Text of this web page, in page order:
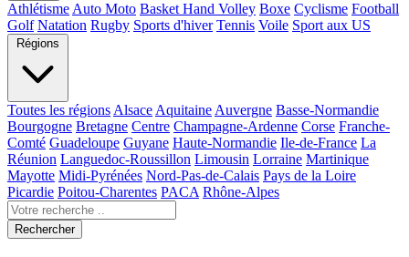
Athlétisme Auto Moto Basket Hand Volley Boxe Cyclisme Football
Golf Natation Rugby Sports d'hiver Tennis Voile Sport aux US
Régions
Toutes les régions Alsace Aquitaine Auvergne Basse-Normandie
Bourgogne Bretagne Centre Champagne-Ardenne Corse Franche-
Comté Guadeloupe Guyane Haute-Normandie Ile-de-France La
Réunion Languedoc-Roussillon Limousin Lorraine Martinique
Mayotte Midi-Pyrénées Nord-Pas-de-Calais Pays de la Loire
Picardie Poitou-Charentes PACA Rhône-Alpes
Rechercher